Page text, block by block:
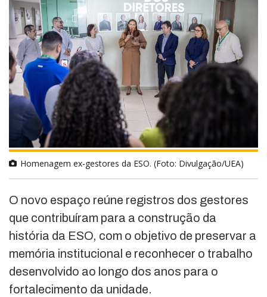
Homenagem ex-gestores da ESO. (Foto: Divulgação/UEA)
O novo espaço reúne registros dos gestores
que contribuíram para a construção da
história da ESO, com o objetivo de preservar a
memória institucional e reconhecer o trabalho
desenvolvido ao longo dos anos para o
fortalecimento da unidade.